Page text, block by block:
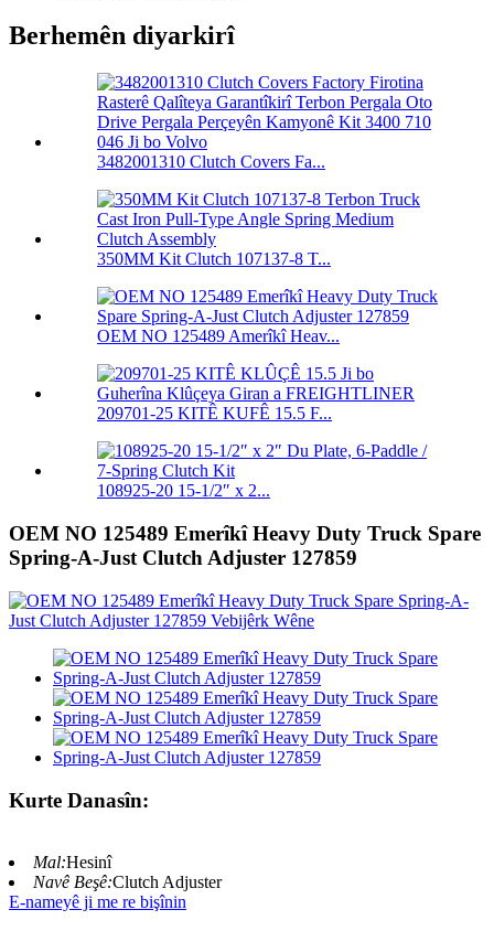
Berhemên diyarkirî
3482001310 Clutch Covers Fa...
350MM Kit Clutch 107137-8 T...
OEM NO 125489 Amerîkî Heav...
209701-25 KITÊ KUFÊ 15.5 F...
108925-20 15-1/2″ x 2...
OEM NO 125489 Emerîkî Heavy Duty Truck Spare
Spring-A-Just Clutch Adjuster 127859
Kurte Danasîn:
Mal:Hesinî
Navê Beşê:Clutch Adjuster
E-nameyê ji me re bişînin